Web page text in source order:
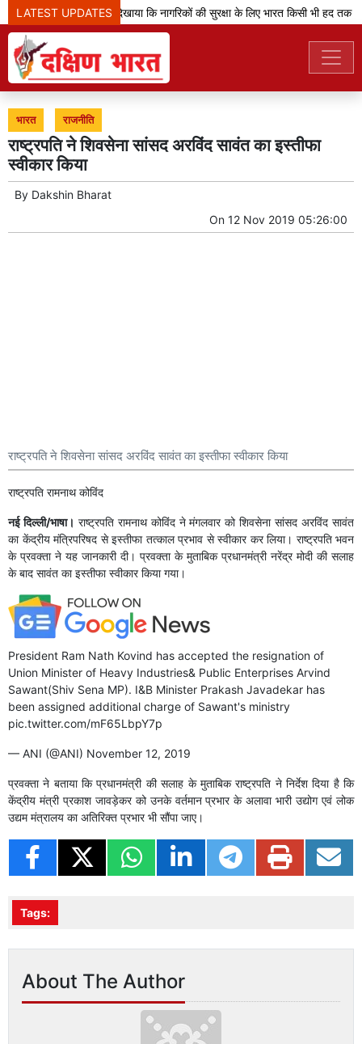
LATEST UPDATES
'ऑपरेशन सिंदूर' ने दिखाया कि नागरिकों की सुरक्षा के लिए भारत किसी भी हद तक
भारत राजनीति
राष्ट्रपति ने शिवसेना सांसद अरविंद सावंत का इस्तीफा
स्वीकार किया
By Dakshin Bharat
On 12 Nov 2019 05:26:00
राष्ट्रपति ने शिवसेना सांसद अरविंद सावंत का इस्तीफा स्वीकार किया
राष्ट्रपति रामनाथ कोविंद
नई दिल्ली/भाषा। राष्ट्रपति रामनाथ कोविंद ने मंगलवार को शिवसेना सांसद अरविंद सावंत
का केंद्रीय मंत्रिपरिषद से इस्तीफा तत्काल प्रभाव से स्वीकार कर लिया। राष्ट्रपति भवन
के प्रवक्ता ने यह जानकारी दी। प्रवक्ता के मुताबिक प्रधानमंत्री नरेंद्र मोदी की सलाह
के बाद सावंत का इस्तीफा स्वीकार किया गया।
President Ram Nath Kovind has accepted the resignation of
Union Minister of Heavy Industries& Public Enterprises Arvind
Sawant(Shiv Sena MP). I&B Minister Prakash Javadekar has
been assigned additional charge of Sawant's ministry
pic.twitter.com/mF65LbpY7p
— ANI (@ANI) November 12, 2019
प्रवक्ता ने बताया कि प्रधानमंत्री की सलाह के मुताबिक राष्ट्रपति ने निर्देश दिया है कि
केंद्रीय मंत्री प्रकाश जावड़ेकर को उनके वर्तमान प्रभार के अलावा भारी उद्योग एवं लोक
उद्यम मंत्रालय का अतिरिक्त प्रभार भी सौंपा जाए।
Tags:
About The Author